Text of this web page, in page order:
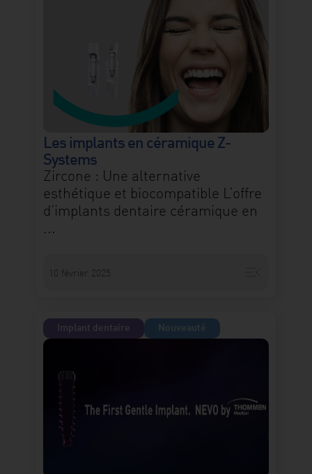
Les implants en céramique Z-
Systems
Zircone : Une alternative
esthétique et biocompatible L’offre
d’implants dentaire céramique en
...
10 février 2025
Implant dentaire Nouveauté